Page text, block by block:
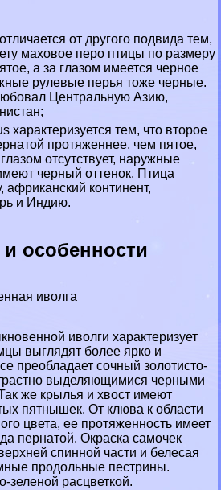
от другого подвида тем,
маховое перо птицы по размеру
а за глазом имеется черное
рулевые перья тоже черные.
Центральную Азию,
;
хаpaктеризуется тем, что второе
протяженнее, чем пятое,
отсутствует, наружные
черный оттенок. Птица
африканский континент,
и Индию.
особенности
иволга
иволги хаpaктеризует
выглядят более ярко и
преобладает сочный золотисто-
выделяющимися черными
же крылья и хвост имеют
пятнышек. От клюва к области
цвета, ее протяженность имеет
пернатой. Окраска самочек
спинной части и белесая
продольные пестрины.
зеленой расцветкой.